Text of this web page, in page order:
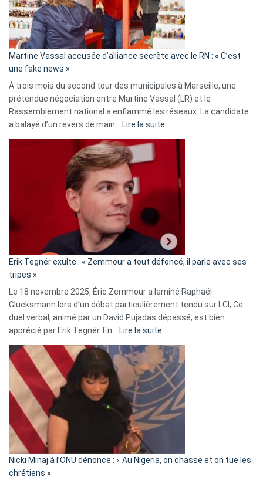
Algérie
Martine Vassal accusée d’alliance secrète avec le RN : « C’est
une fake news »
À trois mois du second tour des municipales à Marseille, une
prétendue négociation entre Martine Vassal (LR) et le
Rassemblement national a enflammé les réseaux. La candidate
a balayé d’un revers de main…
Lire la suite
d’alliance
secrète
«
C’est
fake
news
»
Erik Tegnér exulte : « Zemmour a tout défoncé, il parle avec ses
tripes »
Le 18 novembre 2025, Éric Zemmour a laminé Raphaël
Glucksmann lors d’un débat particulièrement tendu sur LCI, Ce
duel verbal, animé par un David Pujadas dépassé, est bien
apprécié par Erik Tegnér. En…
Lire la suite
Tegnér
exulte
« Zemmour
a
tout
parle
Nicki Minaj à l’ONU dénonce : « Au Nigeria, on chasse et on tue les
chrétiens »